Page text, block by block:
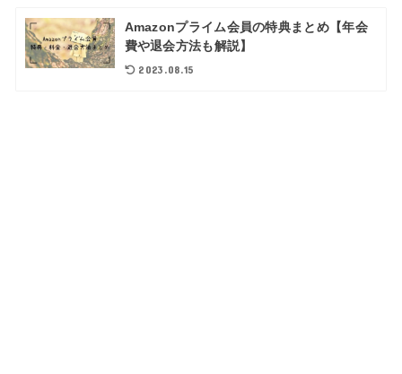
Amazonプライム会員の特典まとめ【年会
費や退会方法も解説】
2023.08.15